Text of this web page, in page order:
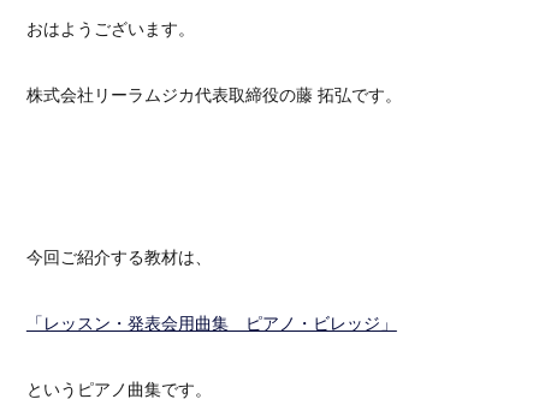
おはようございます。
株式会社リーラムジカ代表取締役の藤 拓弘です。
今回ご紹介する教材は、
「レッスン・発表会用曲集 ピアノ・ビレッジ」
というピアノ曲集です。